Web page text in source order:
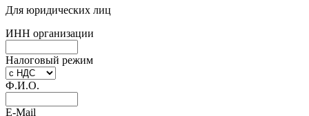
Для юридических лиц
ИНН организации
Налоговый режим
Ф.И.О.
E-Mail